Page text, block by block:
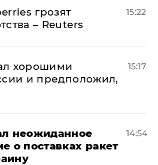
грозят
– Reuters
15:22
хорошими
и предположил,
15:17
неожиданное
о поставках ракет
14:54